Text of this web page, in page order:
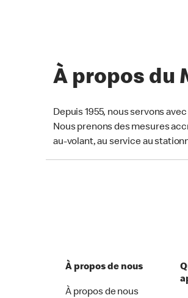
À propos du
Depuis 1955, nous servons
Nous prenons des mesures
au-volant, au service au
À propos de nous
À propos de nous